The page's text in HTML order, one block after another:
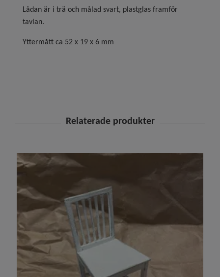
Lådan är i trä och målad svart, plastglas framför
tavlan.
Yttermått ca 52 x 19 x 6 mm